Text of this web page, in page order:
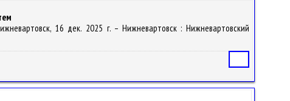
16 дек. 2025 г. – Нижневартовск : Нижневартовский